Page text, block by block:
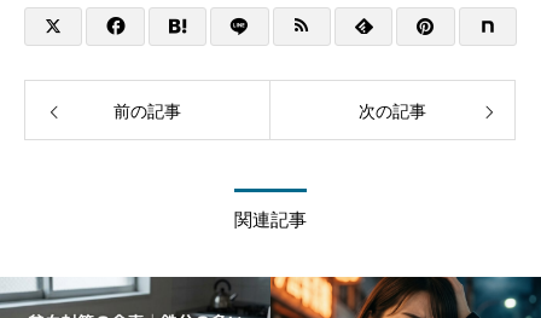
前の記事 次の記事
関連記事